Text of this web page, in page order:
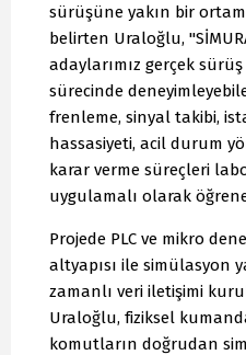
sürüşüne yakın bir
belirten Uraloğlu,
adaylarımız gerçek
sürecinde
frenleme, sinyal takibi,
hassasiyeti, acil durum
karar verme süreçleri
uygulamalı olarak
Projede PLC ve mikro
altyapısı ile simülasyon
zamanlı veri iletişimi
Uraloğlu, fiziksel
komutların doğrudan